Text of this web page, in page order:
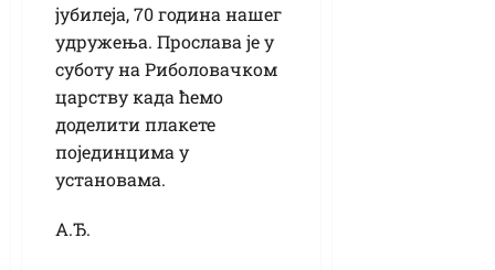
јубилеја, 70 година нашег
удружења. Прослава је у
суботу на Риболовачком
царству када ћемо
доделити плакете
појединцима у
установама.
А.Ђ.